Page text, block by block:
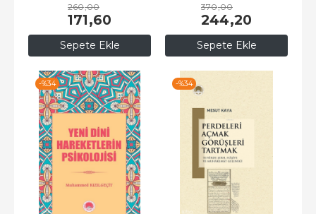
Sepete Ekle
260,00
171,60
Sepete Ekle
370,00
244,20
-%34 -%34